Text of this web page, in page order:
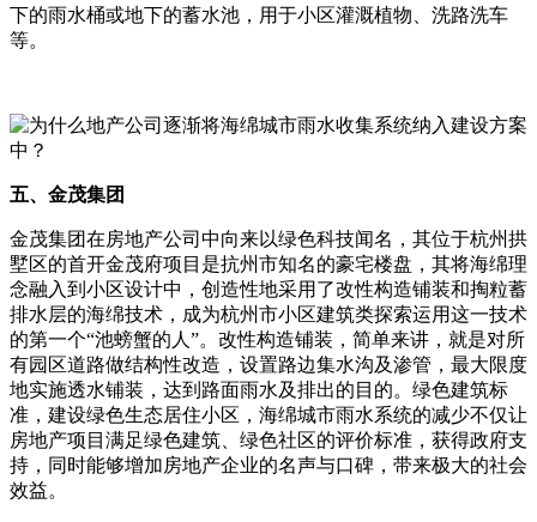
下的雨水桶或地下的蓄水池，用于小区灌溉植物、洗路洗车
等。
五、金茂集团
金茂集团在房地产公司中向来以绿色科技闻名，其位于杭州拱
墅区的首开金茂府项目是抗州市知名的豪宅楼盘，其将海绵理
念融入到小区设计中，创造性地采用了改性构造铺装和掏粒蓄
排水层的海绵技术，成为杭州市小区建筑类探索运用这一技术
的第一个“池螃蟹的人”。改性构造铺装，简单来讲，就是对所
有园区道路做结构性改造，设置路边集水沟及渗管，最大限度
地实施透水铺装，达到路面雨水及排出的目的。绿色建筑标
准，建设绿色生态居住小区，海绵城市雨水系统的减少不仅让
房地产项目满足绿色建筑、绿色社区的评价标准，获得政府支
持，同时能够增加房地产企业的名声与口碑，带来极大的社会
效益。